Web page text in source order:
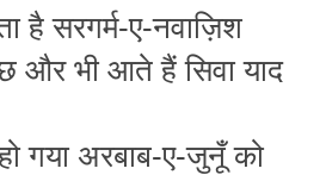
है सरगर्म-ए-नवाज़िश
और भी आते हैं सिवा याद
गया अरबाब-ए-जुनूँ को